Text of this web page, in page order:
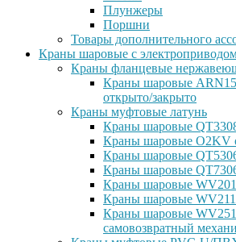
Плунжеры
Поршни
Товары дополнительного
Краны шаровые с
Краны фланцевые
Краны шаровые
открыто/закрыто
Краны муфтовые латунь
Краны шаровые
Краны шаровые O2KV
Краны шаровые
Краны шаровые
Краны шаровые
Краны шаровые
Краны шаровые
самовозвратный